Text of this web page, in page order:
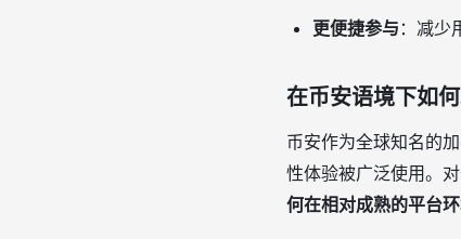
更便捷参与 ：减少
在币安语境下如
币安作为全球知名的
性体验被广泛使用。
何在相对成熟的平台